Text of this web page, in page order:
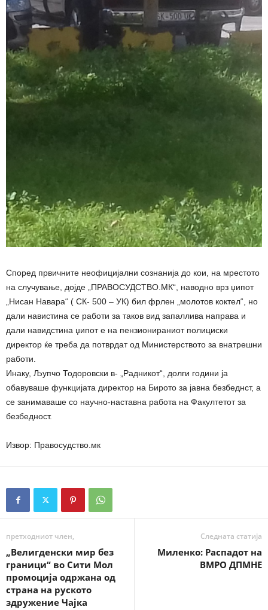
Според првичните неофицијални сознанија до кои, на мрестото
на случување, дојде „ПРАВОСУДСТВО.МК“, наводно врз џипот
„Нисан Навара“ ( СК- 500 – УК) бил фрлен „молотов коктел“, но
дали навистина се работи за таков вид запаллива направа и
дали навидстина џипот е на пензионираниот полициски
директор ќе треба да потврдат од Министерството за внатрешни
работи.
Инаку, Љупчо Тодоровски в- „Радникот“, долги години ја
обавуваше функцијата директор на Бирото за јавна безбеднст, а
се занимаваше со научно-наставна работа на Факултетот за
безбедност.
Извор: Правосудство.мк
претходниот член,
„Велигденски мир без
граници“ во Сити Мол
промоција одржана од
страна на руското
здружение Чајка
Следната статија
Миленко: Распадот на
ВМРО ДПМНЕ